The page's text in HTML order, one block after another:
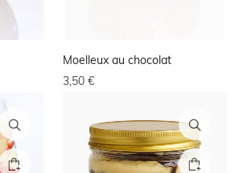
Moelleux au chocolat
3,50 €